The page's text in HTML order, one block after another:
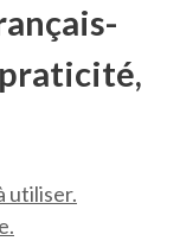
utiliser.